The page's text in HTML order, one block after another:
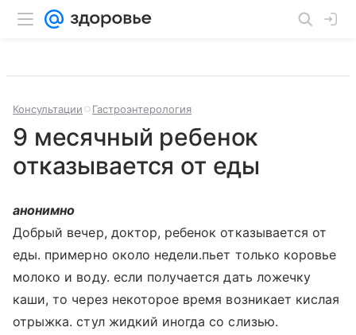
Консультации Гастроэнтерология
9 месячный ребенок
отказывается от еды
анонимно
Добрый вечер, доктор, ребенок отказывается от
еды. примерно около недели.пьет только коровье
молоко и воду. если получается дать ложечку
каши, то через некоторое время возникает кислая
отрыжка. стул жидкий иногда со слизью.